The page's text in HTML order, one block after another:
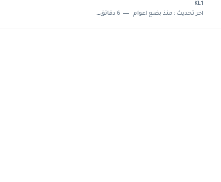
KL1
اخر تحديث :منذ بضع اعوام 6 دقائق للقراءة